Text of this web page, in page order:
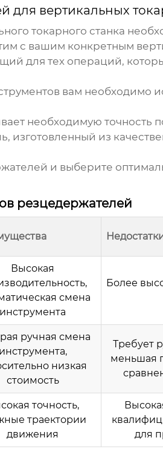
для вертикальных
токарного станка
с вашим конкретным
для тех операций,
вам необходимо
необходимую точность
изготовленный из
и выберите
резцедержателей
Высокая
смена
инструмента
Более
ручная смена
инструмента,
низкая
стоимость
Требует
меньшая
точность,
траектории
движения
для